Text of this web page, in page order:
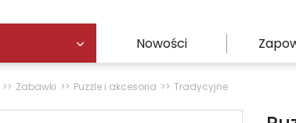
Nowości
Zabawki Puzzle i akcesoria Tradycyjne